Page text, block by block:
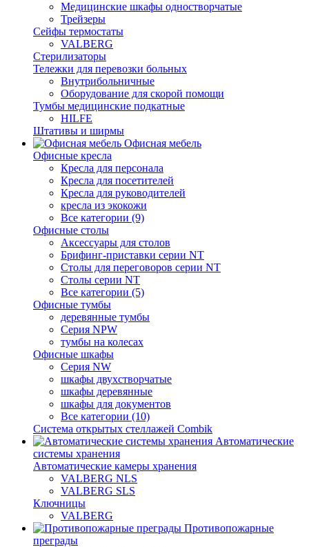
Медицинские шкафы одностворчатые
Трейзеры
Сейфы термостаты
VALBERG
Стерилизаторы
Тележки для перевозки больных
Внутрибольничные
Оборудование для скорой помощи
Тумбы медицинские подкатные
HILFE
Штативы и ширмы
Офисная мебель
Офисные кресла
Кресла для персонала
Кресла для посетителей
Кресла для руководителей
кресла из экокожи
Все категории (9)
Офисные столы
Аксессуары для столов
Брифинг-приставки серии NT
Столы для переговоров серии NT
Столы серии NT
Все категории (5)
Офисные тумбы
деревянные тумбы
Серия NPW
тумбы на колесах
Офисные шкафы
Серия NW
шкафы двухстворчатые
шкафы деревянные
шкафы для документов
Все категории (10)
Система открытых стеллажей Combik
Автоматические
системы хранения
Автоматические камеры хранения
VALBERG NLS
VALBERG SLS
Ключницы
VALBERG
Противопожарные
преграды